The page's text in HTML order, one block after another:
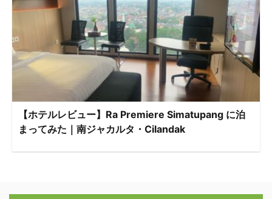
【ホテルレビュー】Ra Premiere Simatupang に泊
まってみた｜南ジャカルタ・Cilandak